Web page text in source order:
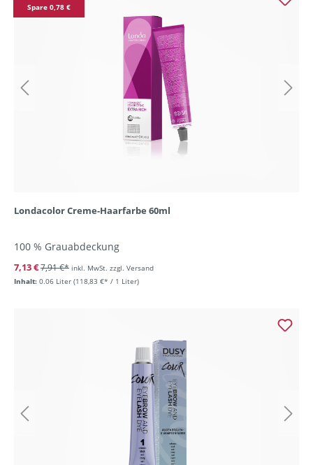
Spare 0,78 €
Londacolor Creme-Haarfarbe 60ml
100 % Grauabdeckung
Inhalt: 0.06 Liter (118,83 €* / 1 Liter)
7,13 €7,91 €* inkl. MwSt. zzgl. Versand